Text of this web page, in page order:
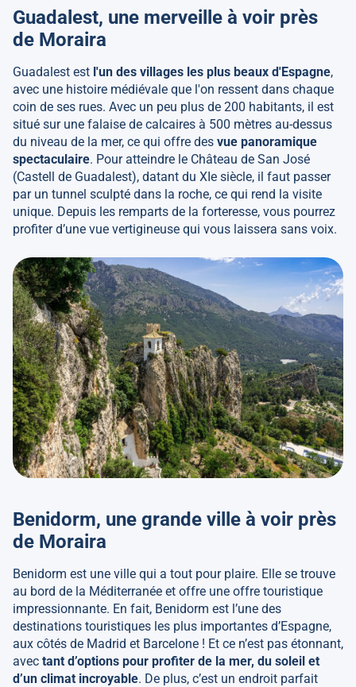
Guadalest, une merveille à voir près
de Moraira
Guadalest est l'un des villages les plus beaux d'Espagne,
avec une histoire médiévale que l'on ressent dans chaque
coin de ses rues. Avec un peu plus de 200 habitants, il est
situé sur une falaise de calcaires à 500 mètres au-dessus
du niveau de la mer, ce qui offre des vue panoramique
spectaculaire. Pour atteindre le Château de San José
(Castell de Guadalest), datant du XIe siècle, il faut passer
par un tunnel sculpté dans la roche, ce qui rend la visite
unique. Depuis les remparts de la forteresse, vous pourrez
profiter d’une vue vertigineuse qui vous laissera sans voix.
Benidorm, une grande ville à voir près
de Moraira
Benidorm est une ville qui a tout pour plaire. Elle se trouve
au bord de la Méditerranée et offre une offre touristique
impressionnante. En fait, Benidorm est l’une des
destinations touristiques les plus importantes d’Espagne,
aux côtés de Madrid et Barcelone ! Et ce n’est pas étonnant,
avec tant d’options pour profiter de la mer, du soleil et
d’un climat incroyable. De plus, c’est un endroit parfait